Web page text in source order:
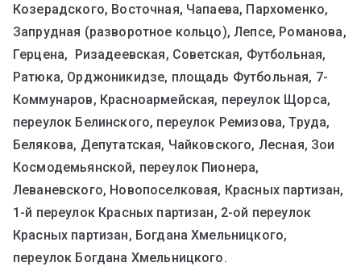
Козерадского, Восточная, Чапаева, Пархоменко,
Запрудная (разворотное кольцо), Лепсе, Романова,
Герцена, Ризадеевская, Советская, Футбольная,
Ратюка, Орджоникидзе, площадь Футбольная, 7-
Коммунаров, Красноармейская, переулок Щорса,
переулок Белинского, переулок Ремизова, Труда,
Белякова, Депутатская, Чайковского, Лесная, Зои
Космодемьянской, переулок Пионера,
Леваневского, Новопоселковая, Красных партизан,
1-й переулок Красных партизан, 2-ой переулок
Красных партизан, Богдана Хмельницкого,
переулок Богдана Хмельницкого.